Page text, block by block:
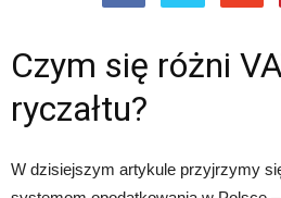
Czym się różni
ryczałtu?
W dzisiejszym artykule przyjrzymy